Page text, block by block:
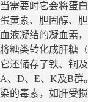
当需要时它会将蛋
蛋黄素、胆固醇、
血液凝结的凝血素
将糖类转化成肝糖
它还储存了铁、铜
A、D、E、K及B群
染的毒素，如肝受